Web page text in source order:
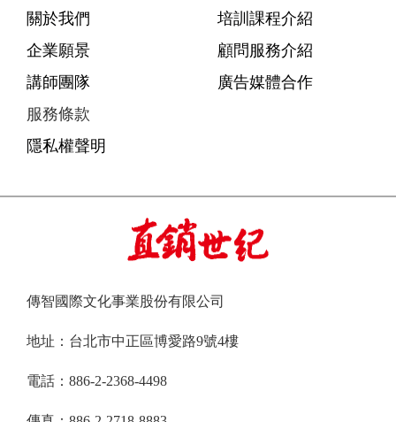
關於我們
企業願景
講師團隊
服務條款
隱私權聲明
培訓課程介紹
顧問服務介紹
廣告媒體合作
傳智國際文化事業股份有限公司
地址：台北市中正區博愛路9號4樓
電話：886-2-2368-4498